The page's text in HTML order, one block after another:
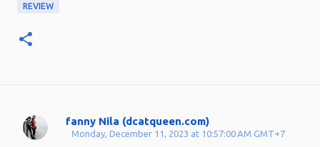
REVIEW
C
fanny Nila (dcatqueen.com)
Monday, December 11, 2023 at 10:57:00 AM GMT+7